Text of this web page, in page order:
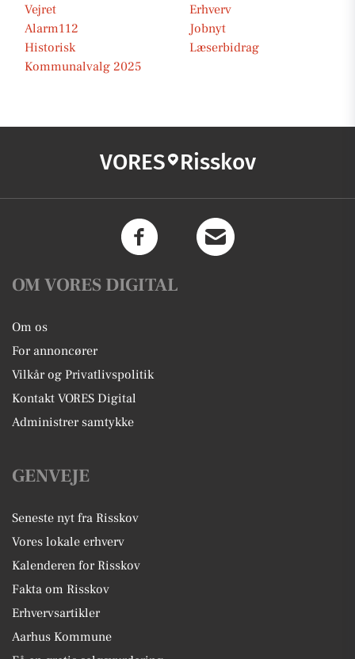
Vejret
Erhverv
Alarm112
Jobnyt
Historisk
Læserbidrag
Kommunalvalg 2025
VORES Risskov
OM VORES DIGITAL
Om os
For annoncører
Vilkår og Privatlivspolitik
Kontakt VORES Digital
Administrer samtykke
GENVEJE
Seneste nyt fra Risskov
Vores lokale erhverv
Kalenderen for Risskov
Fakta om Risskov
Erhvervsartikler
Aarhus Kommune